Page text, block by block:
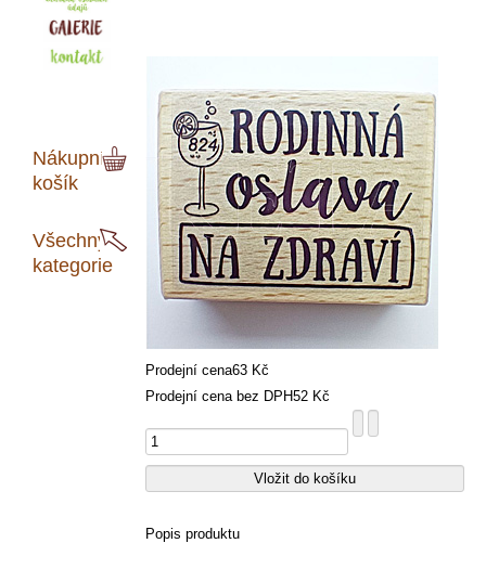
Nákupní
košík
Všechny
kategorie
Prodejní cena63 Kč
Prodejní cena bez DPH52 Kč
Popis produktu